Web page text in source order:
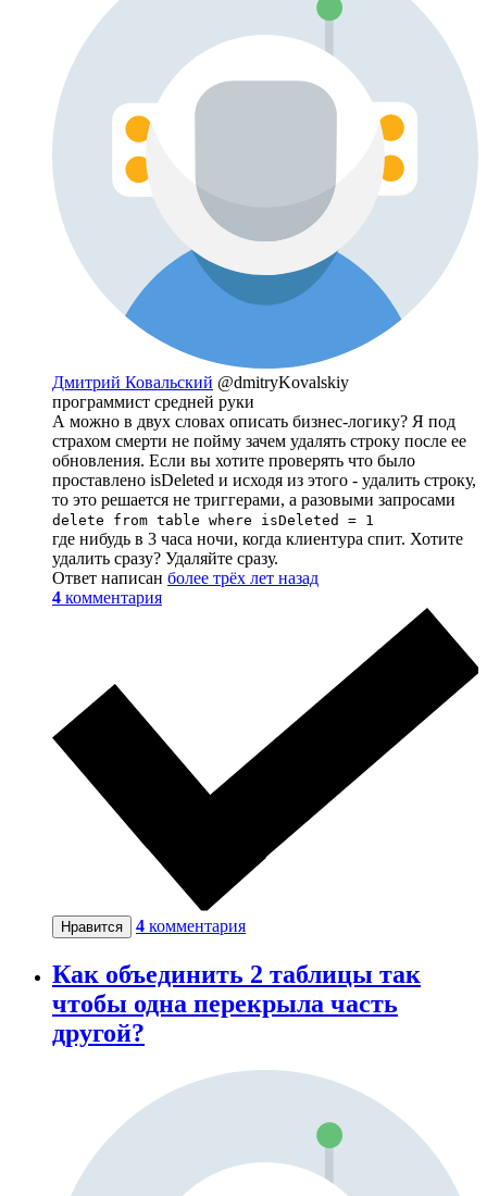
Дмитрий Ковальский @dmitryKovalskiy
программист средней руки
А можно в двух словах описать бизнес-логику? Я под
страхом смерти не пойму зачем удалять строку после ее
обновления. Если вы хотите проверять что было
проставлено isDeleted и исходя из этого - удалить строку,
то это решается не триггерами, а разовыми запросами
delete from table where isDeleted = 1
где нибудь в 3 часа ночи, когда клиентура спит. Хотите
удалить сразу? Удаляйте сразу.
Ответ написан более трёх лет назад
4 комментария
Нравится 4 комментария
Как объединить 2 таблицы так
чтобы одна перекрыла часть
другой?